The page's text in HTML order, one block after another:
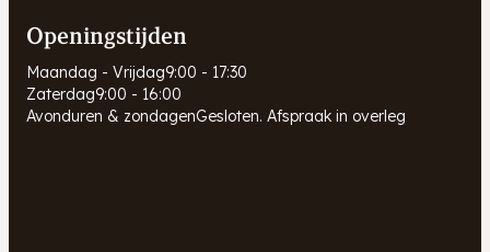
Openingstijden
Maandag - Vrijdag9:00 - 17:30
Zaterdag9:00 - 16:00
Avonduren & zondagenGesloten. Afspraak in overleg